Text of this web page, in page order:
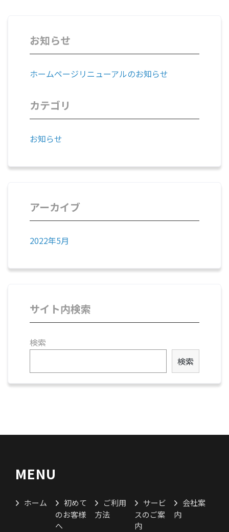
お知らせ
ホームページリニューアルのお知らせ
カテゴリ
お知らせ
アーカイブ
2022年5月
サイト内検索
検索
検索
MENU
ホーム
初めて
のお客様
へ
ご利用
方法
サービ
スのご案
内
会社案
内